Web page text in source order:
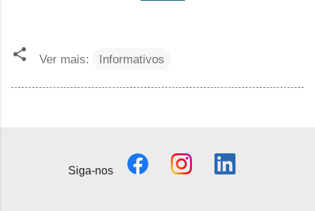
Ver mais: Informativos
Siga-nos